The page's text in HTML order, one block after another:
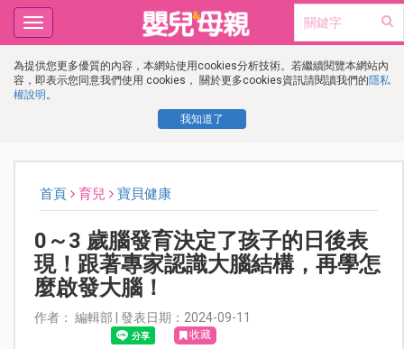
為提供您更多優質的內容，本網站使用cookies分析技術。若繼續閱覽本網站內
容，即表示您同意我們使用 cookies， 關於更多cookies資訊請閱讀我們的隱私
權說明 。
我知道了
Toggle
navigation
首頁 育兒 寶貝健康
0～3 歲腦發育決定了孩子的日後表
現！跟著專家認識大腦結構，再學怎
麼啟發大腦！
作者： 編輯部 | 發表日期：2024-09-11
收藏